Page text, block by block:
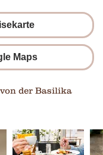
Maps
der Basilika